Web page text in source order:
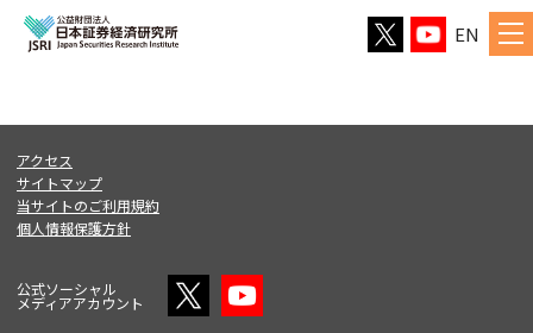
EN
アクセス
サイトマップ
当サイトのご利用規約
個人情報保護方針
公式ソーシャル
メディアアカウント